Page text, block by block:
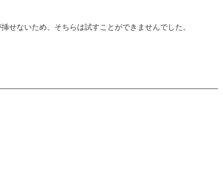
せないため、そちらは試すことができませんでした。